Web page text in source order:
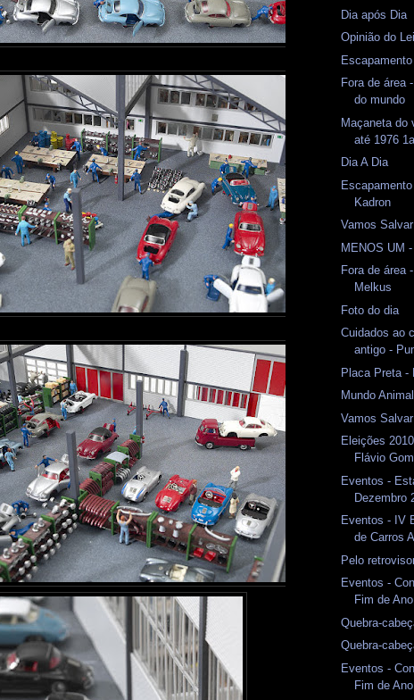
Dia após Dia
Opinião do
Fora de área
do mundo
Maçaneta do
até 1976
Dia A Dia
Kadron
Vamos
MENOS UM
Fora de área
Melkus
Foto do dia
Cuidados ao
antigo -
Placa Preta -
Mundo
Vamos
Eleições
Flávio
Eventos -
Dezembro
Eventos - IV
de Carros
Pelo
Eventos -
Fim de
Quebra-
Quebra-
Eventos -
Fim de